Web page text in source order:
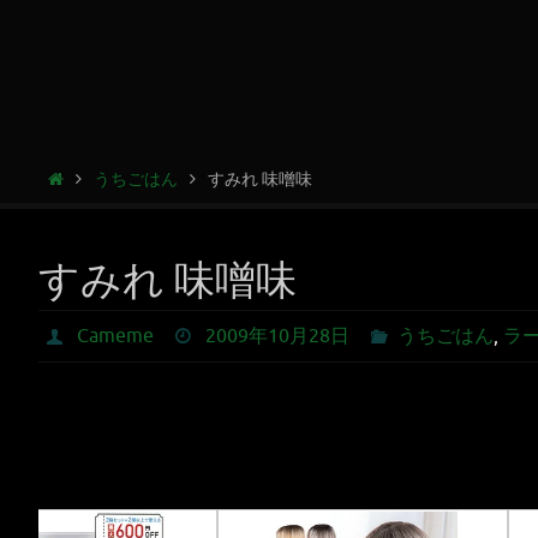
うちごはん すみれ 味噌味
すみれ 味噌味
Cameme 2009年10月28日 うちごはん, ラ